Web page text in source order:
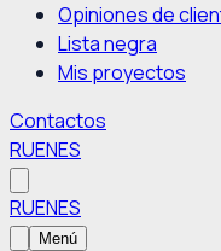
Opiniones de
Lista negra
Mis proyectos
Contactos
RUENES
RUENES
Menú